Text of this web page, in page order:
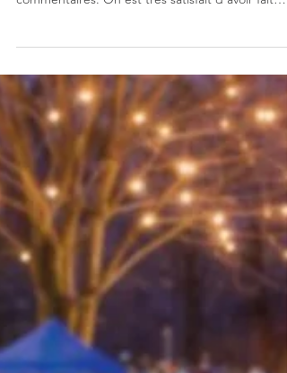
28 févr.
Mariage de Jasmin et Julien
Merci beaucoup à vous deux pour la job d'hier. Ça
a été super et on a eu pleins de bons
commentaires. On est très satisfait d'avoir fait
affaires avec vous. Très satisfaits, on recommande
chaudement. On nous avait recommandé les
services de Master D Productions suite au
d'amis pour l'animation et la musique de notre
mariage. David et DJ Charley ont fait une super
job. Les gens ont aimé l'animation et la piste de
danse a été remplie toute la soirée. Ils nous ont
égal